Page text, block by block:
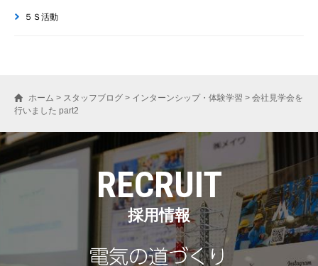
５Ｓ活動
ホーム > スタッフブログ > インターンシップ・体験学習 > 会社見学会を
行いました part2
RECRUIT
採用情報